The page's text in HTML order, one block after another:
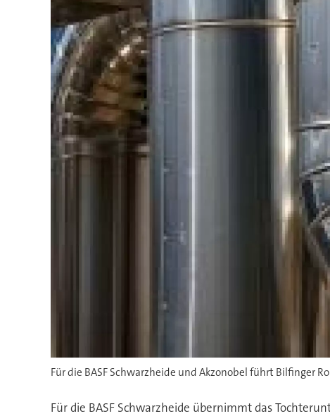
Für die BASF Schwarzheide und Akzonobel führt Bilfinger
Für die BASF Schwarzheide übernimmt das